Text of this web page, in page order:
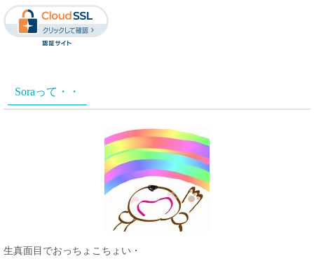
Soraって・・
生真面目でおっちょこちょい・